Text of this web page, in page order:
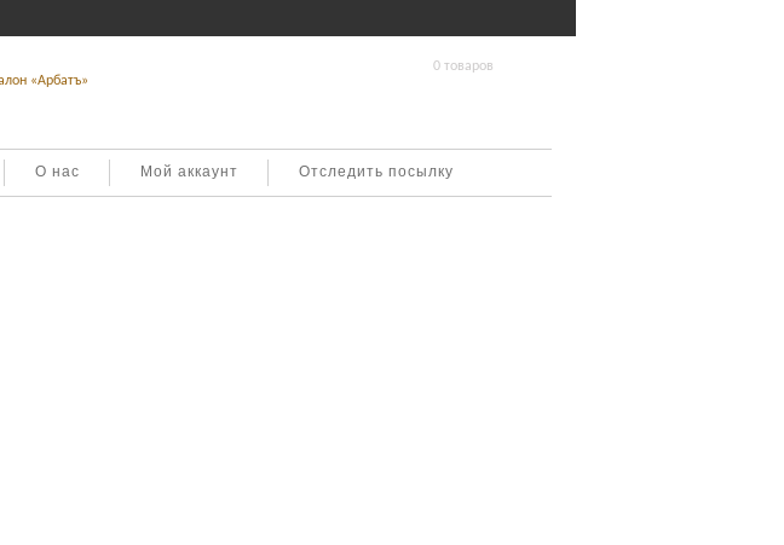
0 товаров
О нас Мой аккаунт Отследить посылку